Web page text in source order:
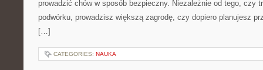
prowadzić chów w sposób bezpieczny. Niezależnie od tego, czy
podwórku, prowadzisz większą zagrodę, czy dopiero planujesz
[…]
CATEGORIES: NAUKA